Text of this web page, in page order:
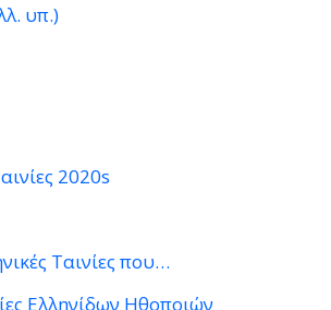
υπ.)
2020s
Ταινίες που…
Ελληνίδων Ηθοποιών